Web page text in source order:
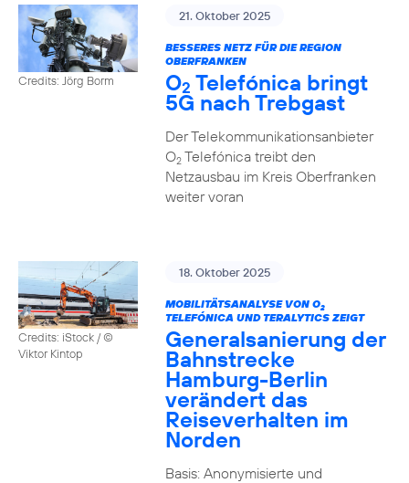
Credits: Jörg Borm
21. Oktober 2025
BESSERES NETZ FÜR DIE REGION
OBERFRANKEN
O2 Telefónica bringt
5G nach Trebgast
Der Telekommunikationsanbieter
O2Telefónica treibt den
Netzausbau im Kreis Oberfranken
weiter voran
Credits: iStock / ©
Viktor Kintop
18. Oktober 2025
MOBILITÄTSANALYSE VON O2
TELEFÓNICA UND TERALYTICS ZEIGT
Generalsanierung der
Bahnstrecke
Hamburg-Berlin
verändert das
Reiseverhalten im
Norden
Basis: Anonymisierte und